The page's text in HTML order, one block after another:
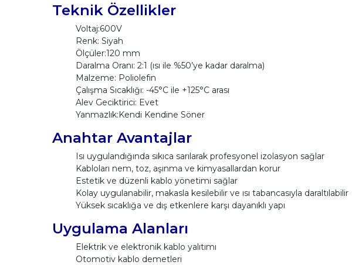
Teknik Özellikler
Voltaj:600V
Renk: Siyah
Ölçüler:120 mm
Daralma Oranı: 2:1 (ısı ile %50’ye kadar daralma)
Malzeme: Poliolefin
Çalışma Sıcaklığı: -45°C ile +125°C arası
Alev Geciktirici: Evet
Yanmazlık:Kendi Kendine Söner
Anahtar Avantajlar
Isı uygulandığında sıkıca sarılarak profesyonel izolasyon sağlar
Kabloları nem, toz, aşınma ve kimyasallardan korur
Estetik ve düzenli kablo yönetimi sağlar
Kolay uygulanabilir, makasla kesilebilir ve ısı tabancasıyla daraltılabilir
Yüksek sıcaklığa ve dış etkenlere karşı dayanıklı yapı
Uygulama Alanları
Elektrik ve elektronik kablo yalıtımı
Otomotiv kablo demetleri